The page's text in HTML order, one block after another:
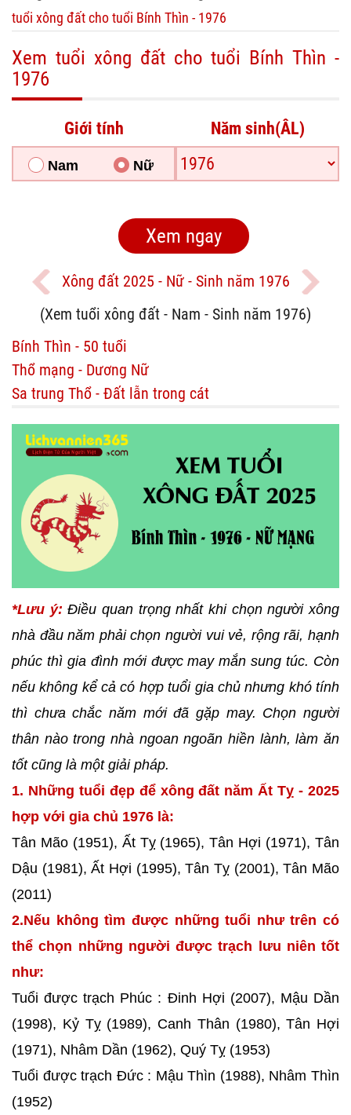
tuổi xông đất cho tuổi Bính Thìn - 1976
Xem tuổi xông đất cho tuổi Bính Thìn -
1976
Giới tính
Nam Nữ
Năm sinh(ÂL)
Xông đất 2025 - Nữ - Sinh năm 1976
(Xem tuổi xông đất - Nam - Sinh năm 1976)
Bính Thìn - 50 tuổi
Thổ mạng - Dương Nữ
Sa trung Thổ - Đất lẫn trong cát
*Lưu ý: Điều quan trọng nhất khi chọn người xông
nhà đầu năm phải chọn người vui vẻ, rộng rãi, hạnh
phúc thì gia đình mới được may mắn sung túc. Còn
nếu không kể cả có hợp tuổi gia chủ nhưng khó tính
thì chưa chắc năm mới đã gặp may. Chọn người
thân nào trong nhà ngoan ngoãn hiền lành, làm ăn
tốt cũng là một giải pháp.
1. Những tuổi đẹp để xông đất năm Ất Tỵ - 2025
hợp với gia chủ 1976 là:
Tân Mão (1951), Ất Tỵ (1965), Tân Hợi (1971), Tân
Dậu (1981), Ất Hợi (1995), Tân Tỵ (2001), Tân Mão
(2011)
2.Nếu không tìm được những tuổi như trên có
thể chọn những người được trạch lưu niên tốt
như:
Tuổi được trạch Phúc : Đinh Hợi (2007), Mậu Dần
(1998), Kỷ Tỵ (1989), Canh Thân (1980), Tân Hợi
(1971), Nhâm Dần (1962), Quý Tỵ (1953)
Tuổi được trạch Đức : Mậu Thìn (1988), Nhâm Thìn
(1952)